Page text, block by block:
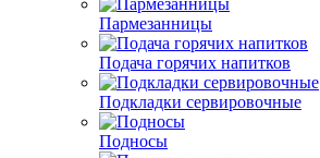
Пармезанницы
Подача горячих напитков
Подкладки сервировочные
Подносы